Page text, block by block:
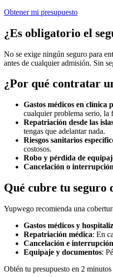
Obtener mi presupuesto
¿Es obligatorio el
No se exige ningún seguro para
antes de cualquier admisión. Sin
¿Por qué contratar
Gastos médicos en clínica
cualquier problema serio, la
Repatriación desde las
tengas que adelantar nada.
Riesgos sanitarios
costosos.
Robo y pérdida de
Cancelación o
Qué cubre tu seguro
Yupwego recomienda una
Gastos médicos y
Repatriación médica: En
Cancelación e interrupción
Equipaje y documentos:
Obtén tu presupuesto en 2 minutos